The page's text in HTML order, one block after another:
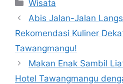
Wisata
Abis Jalan-Jalan
Rekomendasi Kuliner
Tawangmangu!
Makan Enak Sambil
Hotel Tawangmangu